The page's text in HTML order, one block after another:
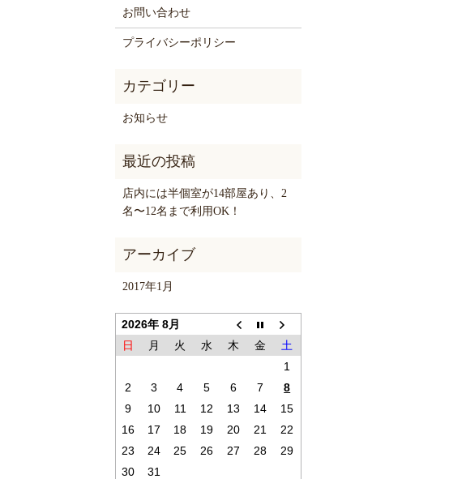
お問い合わせ
プライバシーポリシー
お知らせ
店内には半個室が14部屋あり、2
名〜12名まで利用OK！
2017年1月
2026年 8月
日
月 火 水 木 金
土
1
2
3 4 5 6 7
8
9
10 11 12 13 14
15
16
17 18 19 20 21
22
23
24 25 26 27 28
29
30
31